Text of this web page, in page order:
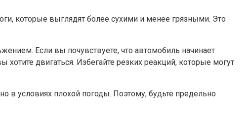
которые выглядят более сухими и менее грязными. Это
Если вы почувствуете, что автомобиль начинает
хотите двигаться. Избегайте резких реакций, которые могут
в условиях плохой погоды. Поэтому, будьте предельно